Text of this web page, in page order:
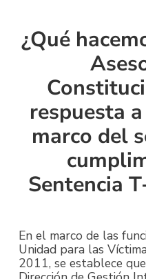
¿Qué
respuesta
marco del
Sentencia
En el marco de las
Unidad para las
2011, se establece